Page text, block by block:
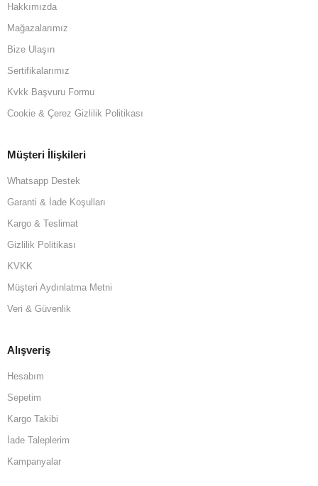
Hakkımızda
Mağazalarımız
Bize Ulaşın
Sertifikalarımız
Kvkk Başvuru Formu
Cookie & Çerez Gizlilik Politikası
Müşteri İlişkileri
Whatsapp Destek
Garanti & İade Koşulları
Kargo & Teslimat
Gizlilik Politikası
KVKK
Müşteri Aydınlatma Metni
Veri & Güvenlik
Alışveriş
Hesabım
Sepetim
Kargo Takibi
İade Taleplerim
Kampanyalar